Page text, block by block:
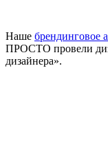
Наше брендинговое
ПРОСТО провели
дизайнера».